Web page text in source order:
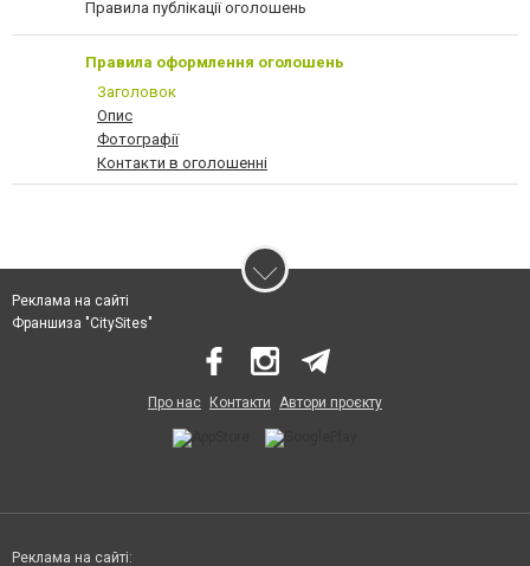
Правила публікації оголошень
Правила оформлення оголошень
Заголовок
Опис
Фотографії
Контакти в оголошенні
Реклама на сайті
Франшиза "CitySites"
Про нас Контакти Автори проєкту
Реклама на сайті: